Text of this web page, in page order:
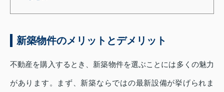
新築物件のメリットとデメリット
不動産を購入するとき、新築物件を選ぶことには多くの魅力
があります。まず、新築ならではの最新設備が挙げられま